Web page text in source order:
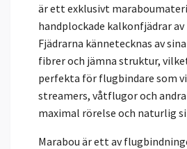
är ett exklusivt
handplockade kalkonfjädrar
Fjädrarna kännetecknas av
fibrer och jämna struktur,
perfekta för flugbindare som
streamers, våtflugor och
maximal rörelse och naturlig
Marabou är ett av